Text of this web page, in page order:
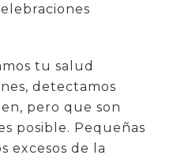
tu salud
detectamos
pero que son
posible. Pequeñas
excesos de la